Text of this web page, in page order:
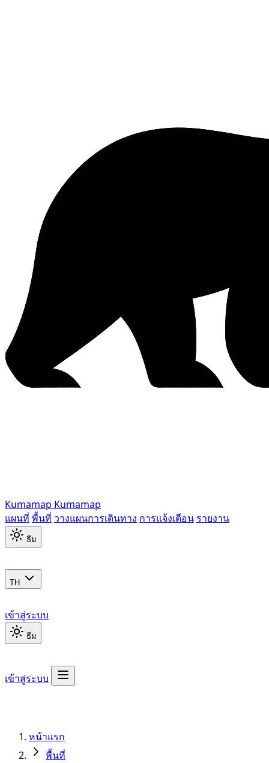
Kumamap Kumamap
แผนที่ พื้นที่ วางแผนการเดินทาง การแจ้งเตือน รายงาน
ธีม
TH
เข้าสู่ระบบ
ธีม
เข้าสู่ระบบ
หน้าแรก
พื้นที่